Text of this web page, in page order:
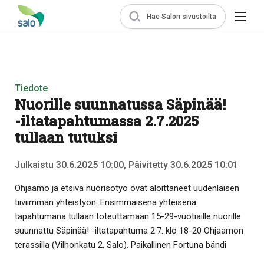
Hae Salon sivustoilta
Tiedote
Nuorille suunnatussa Säpinää!
-iltatapahtumassa 2.7.2025
tullaan tutuksi
Julkaistu 30.6.2025 10:00, Päivitetty 30.6.2025 10:01
Ohjaamo ja etsivä nuorisotyö ovat aloittaneet uudenlaisen
tiiviimmän yhteistyön. Ensimmäisenä yhteisenä
tapahtumana tullaan toteuttamaan 15-29-vuotiaille nuorille
suunnattu Säpinää! -iltatapahtuma 2.7. klo 18-20 Ohjaamon
terassilla (Vilhonkatu 2, Salo). Paikallinen Fortuna bändi